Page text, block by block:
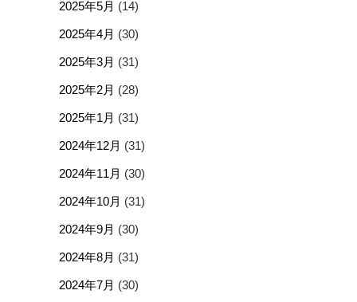
2025年5月 (14)
2025年4月 (30)
2025年3月 (31)
2025年2月 (28)
2025年1月 (31)
2024年12月 (31)
2024年11月 (30)
2024年10月 (31)
2024年9月 (30)
2024年8月 (31)
2024年7月 (30)